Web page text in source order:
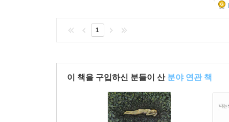
1
이 책을 구입하신 분들이 산 분야 연관 책